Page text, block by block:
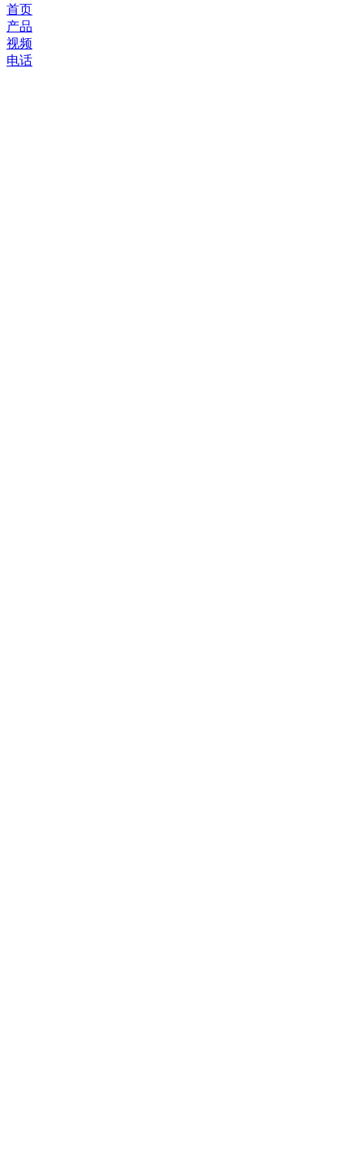
首页
产品
视频
电话